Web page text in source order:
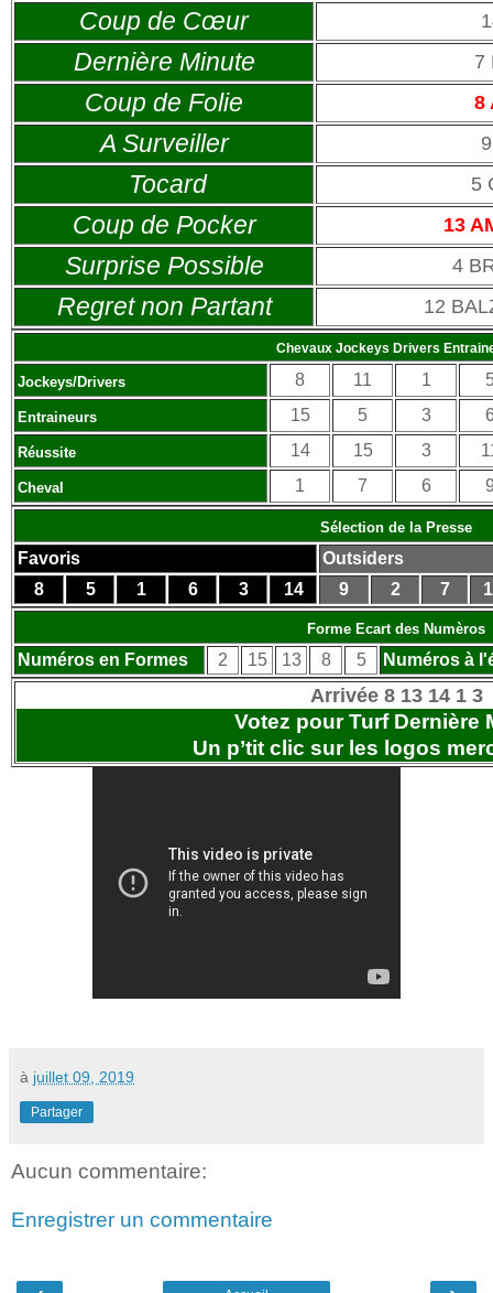
Coup de Cœur
Dernière Minute 7
Coup de Folie 8
A Surveiller
Tocard 5
Coup de Pocker 13
Surprise Possible 4
Regret non Partant 12
Chevaux Jockeys Drivers
Jockeys/Drivers 8 11 1
Entraineurs 15 5 3
Réussite 14 15 3
Cheval 1 7 6
Sélection de la Presse
Favoris
Outsiders
8
5 1 6 3 14 9 2 7
Forme Ecart des Numèros
Numéros en Formes 2 15 13 8 5 Numéros à
Arrivée 8 13 14 1 3
Votez pour Turf Dernière
Un p’tit clic sur les logos
à juillet 09, 2019
Partager
Aucun commentaire:
Enregistrer un commentaire